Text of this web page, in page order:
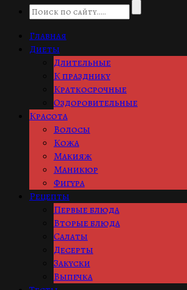
Главная
Диеты
Длительные
К празднику
Краткосрочные
Оздоровительные
Красота
Волосы
Кожа
Макияж
Маникюр
Фигура
Рецепты
Первые блюда
Вторые блюда
Салаты
Десерты
Закуски
Выпечка